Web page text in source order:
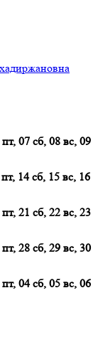
пт, 07 сб, 08 вс, 09
пт, 14 сб, 15 вс, 16
пт, 21 сб, 22 вс, 23
пт, 28 сб, 29 вс, 30
пт, 04 сб, 05 вс, 06